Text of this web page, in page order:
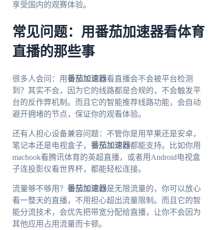
享受国内的观赛体验。
常见问题：用番茄加速器看体育
直播的那些事
很多人会问：用番茄加速器看直播会不会被平台检测
到？其实不会，因为它的线路都是合规的，不会触发平
台的反作弊机制。而且它的智能推荐线路功能，会自动
避开拥堵的节点，保证你的观看体验。
还有人担心设备兼容问题：不管你是用苹果还是安卓，
笔记本还是电视盒子， 番茄加速器都能支持。比如你用
macbook看腾讯体育的英超直播，或者用Android电视盒
子连投影仪看世界杯，都能轻松连接。
流量够不够用？ 番茄加速器是无限流量的，你可以放心
看一整天的直播，不用担心超出流量限制。而且它的智
能分流技术，会优先把带宽分配给直播，让你不会因为
其他应用占用流量而卡顿。